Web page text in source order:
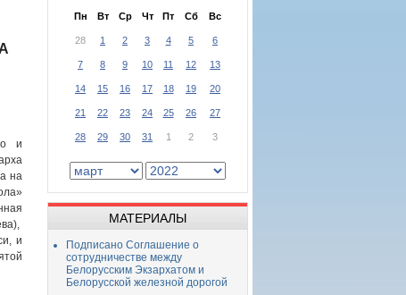
и
на
и
Пн Вт Ср Чт Пт Сб Вс
28 1 2 3 4 5 6
7 8 9 10 11 12 13
14 15 16 17 18 19 20
21 22 23 24 25 26 27
28 29 30 31 1 2 3
МАТЕРИАЛЫ
Подписано Соглашение о
сотрудничестве между
Белорусским Экзархатом и
Белорусской железной дорогой